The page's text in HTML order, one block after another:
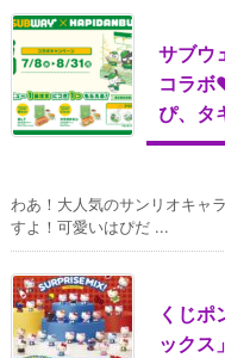
サブウ
コラボ
ぴ、タ
わあ！大人気のサンリオキャ
すよ！可愛いはぴだ ...
くじポ
ックス